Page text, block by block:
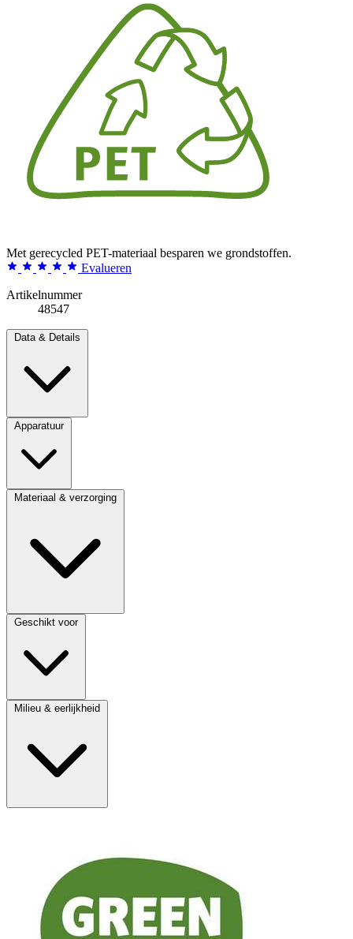
Met gerecycled PET-materiaal besparen we grondstoffen.
Evalueren
Artikelnummer
48547
Data & Details
Apparatuur
Materiaal & verzorging
Geschikt voor
Milieu & eerlijkheid